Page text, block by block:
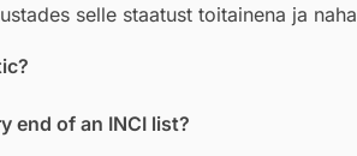
selle staatust toitainena ja
end of an INCI list?